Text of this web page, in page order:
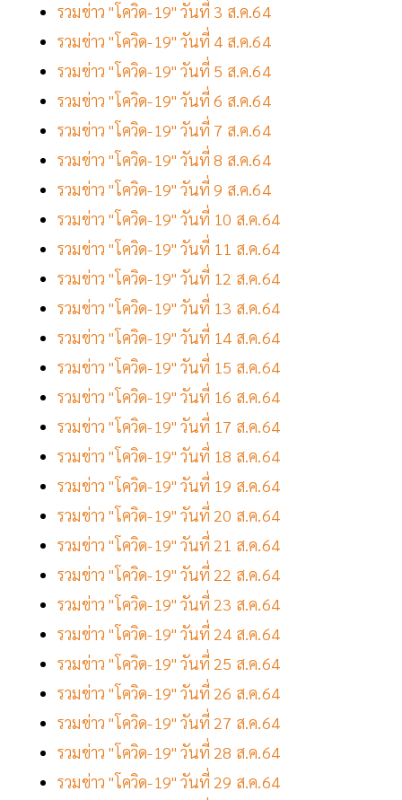
รวมข่าว "โควิด-19" วันที่ 3 ส.ค.64
รวมข่าว "โควิด-19" วันที่ 4 ส.ค.64
รวมข่าว "โควิด-19" วันที่ 5 ส.ค.64
รวมข่าว "โควิด-19" วันที่ 6 ส.ค.64
รวมข่าว "โควิด-19" วันที่ 7 ส.ค.64
รวมข่าว "โควิด-19" วันที่ 8 ส.ค.64
รวมข่าว "โควิด-19" วันที่ 9 ส.ค.64
รวมข่าว "โควิด-19" วันที่ 10 ส.ค.64
รวมข่าว "โควิด-19" วันที่ 11 ส.ค.64
รวมข่าว "โควิด-19" วันที่ 12 ส.ค.64
รวมข่าว "โควิด-19" วันที่ 13 ส.ค.64
รวมข่าว "โควิด-19" วันที่ 14 ส.ค.64
รวมข่าว "โควิด-19" วันที่ 15 ส.ค.64
รวมข่าว "โควิด-19" วันที่ 16 ส.ค.64
รวมข่าว "โควิด-19" วันที่ 17 ส.ค.64
รวมข่าว "โควิด-19" วันที่ 18 ส.ค.64
รวมข่าว "โควิด-19" วันที่ 19 ส.ค.64
รวมข่าว "โควิด-19" วันที่ 20 ส.ค.64
รวมข่าว "โควิด-19" วันที่ 21 ส.ค.64
รวมข่าว "โควิด-19" วันที่ 22 ส.ค.64
รวมข่าว "โควิด-19" วันที่ 23 ส.ค.64
รวมข่าว "โควิด-19" วันที่ 24 ส.ค.64
รวมข่าว "โควิด-19" วันที่ 25 ส.ค.64
รวมข่าว "โควิด-19" วันที่ 26 ส.ค.64
รวมข่าว "โควิด-19" วันที่ 27 ส.ค.64
รวมข่าว "โควิด-19" วันที่ 28 ส.ค.64
รวมข่าว "โควิด-19" วันที่ 29 ส.ค.64